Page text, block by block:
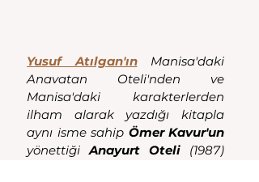
Yusuf Atılgan'ın Manisa'daki
Anavatan Oteli'nden ve
Manisa'daki karakterlerden
ilham alarak yazdığı kitapla
aynı isme sahip
yönettiği Anayurt Oteli (1987)